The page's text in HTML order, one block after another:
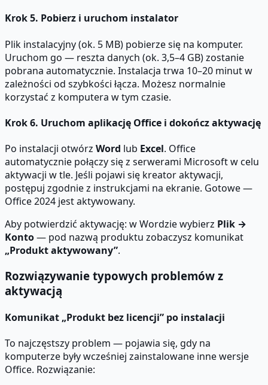
Krok 5. Pobierz i uruchom instalator
Plik instalacyjny (ok. 5 MB) pobierze się na komputer.
Uruchom go — reszta danych (ok. 3,5–4 GB) zostanie
pobrana automatycznie. Instalacja trwa 10–20 minut w
zależności od szybkości łącza. Możesz normalnie
korzystać z komputera w tym czasie.
Krok 6. Uruchom aplikację Office i dokończ aktywację
Po instalacji otwórz Word lub Excel. Office
automatycznie połączy się z serwerami Microsoft w celu
aktywacji w tle. Jeśli pojawi się kreator aktywacji,
postępuj zgodnie z instrukcjami na ekranie. Gotowe —
Office 2024 jest aktywowany.
Aby potwierdzić aktywację: w Wordzie wybierz Plik →
Konto— pod nazwą produktu zobaczysz komunikat
„Produkt aktywowany”.
Rozwiązywanie typowych problemów z
aktywacją
Komunikat „Produkt bez licencji” po instalacji
To najczęstszy problem — pojawia się, gdy na
komputerze były wcześniej zainstalowane inne wersje
Office. Rozwiązanie: